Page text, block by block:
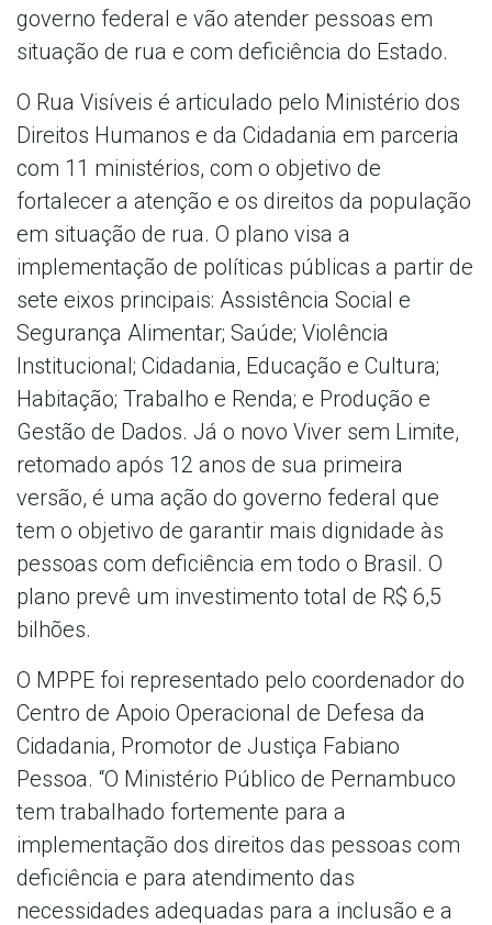
governo federal e vão atender pessoas em
situação de rua e com deficiência do Estado.
O Rua Visíveis é articulado pelo Ministério dos
Direitos Humanos e da Cidadania em parceria
com 11 ministérios, com o objetivo de
fortalecer a atenção e os direitos da população
em situação de rua. O plano visa a
implementação de políticas públicas a partir de
sete eixos principais: Assistência Social e
Segurança Alimentar; Saúde; Violência
Institucional; Cidadania, Educação e Cultura;
Habitação; Trabalho e Renda; e Produção e
Gestão de Dados. Já o novo Viver sem Limite,
retomado após 12 anos de sua primeira
versão, é uma ação do governo federal que
tem o objetivo de garantir mais dignidade às
pessoas com deficiência em todo o Brasil. O
plano prevê um investimento total de R$ 6,5
bilhões.
O MPPE foi representado pelo coordenador do
Centro de Apoio Operacional de Defesa da
Cidadania, Promotor de Justiça Fabiano
Pessoa. “O Ministério Público de Pernambuco
tem trabalhado fortemente para a
implementação dos direitos das pessoas com
deficiência e para atendimento das
necessidades adequadas para a inclusão e a